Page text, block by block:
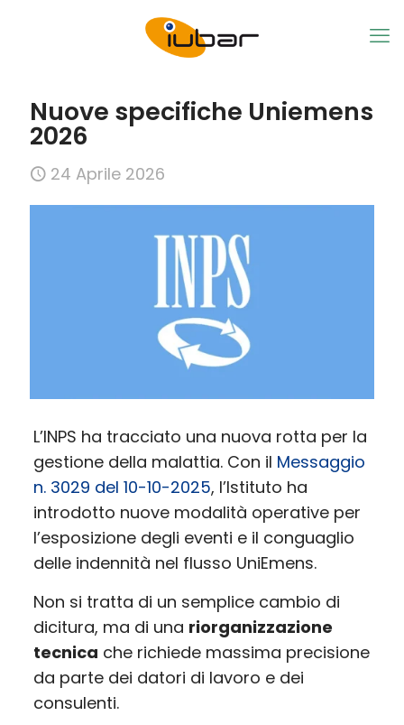
Nuove specifiche Uniemens
2026
24 Aprile 2026
L’INPS ha tracciato una nuova rotta per la
gestione della malattia. Con il Messaggio
n. 3029 del 10-10-2025, l’Istituto ha
introdotto nuove modalità operative per
l’esposizione degli eventi e il conguaglio
delle indennità nel flusso UniEmens.
Non si tratta di un semplice cambio di
dicitura, ma di una riorganizzazione
tecnica che richiede massima precisione
da parte dei datori di lavoro e dei
consulenti.